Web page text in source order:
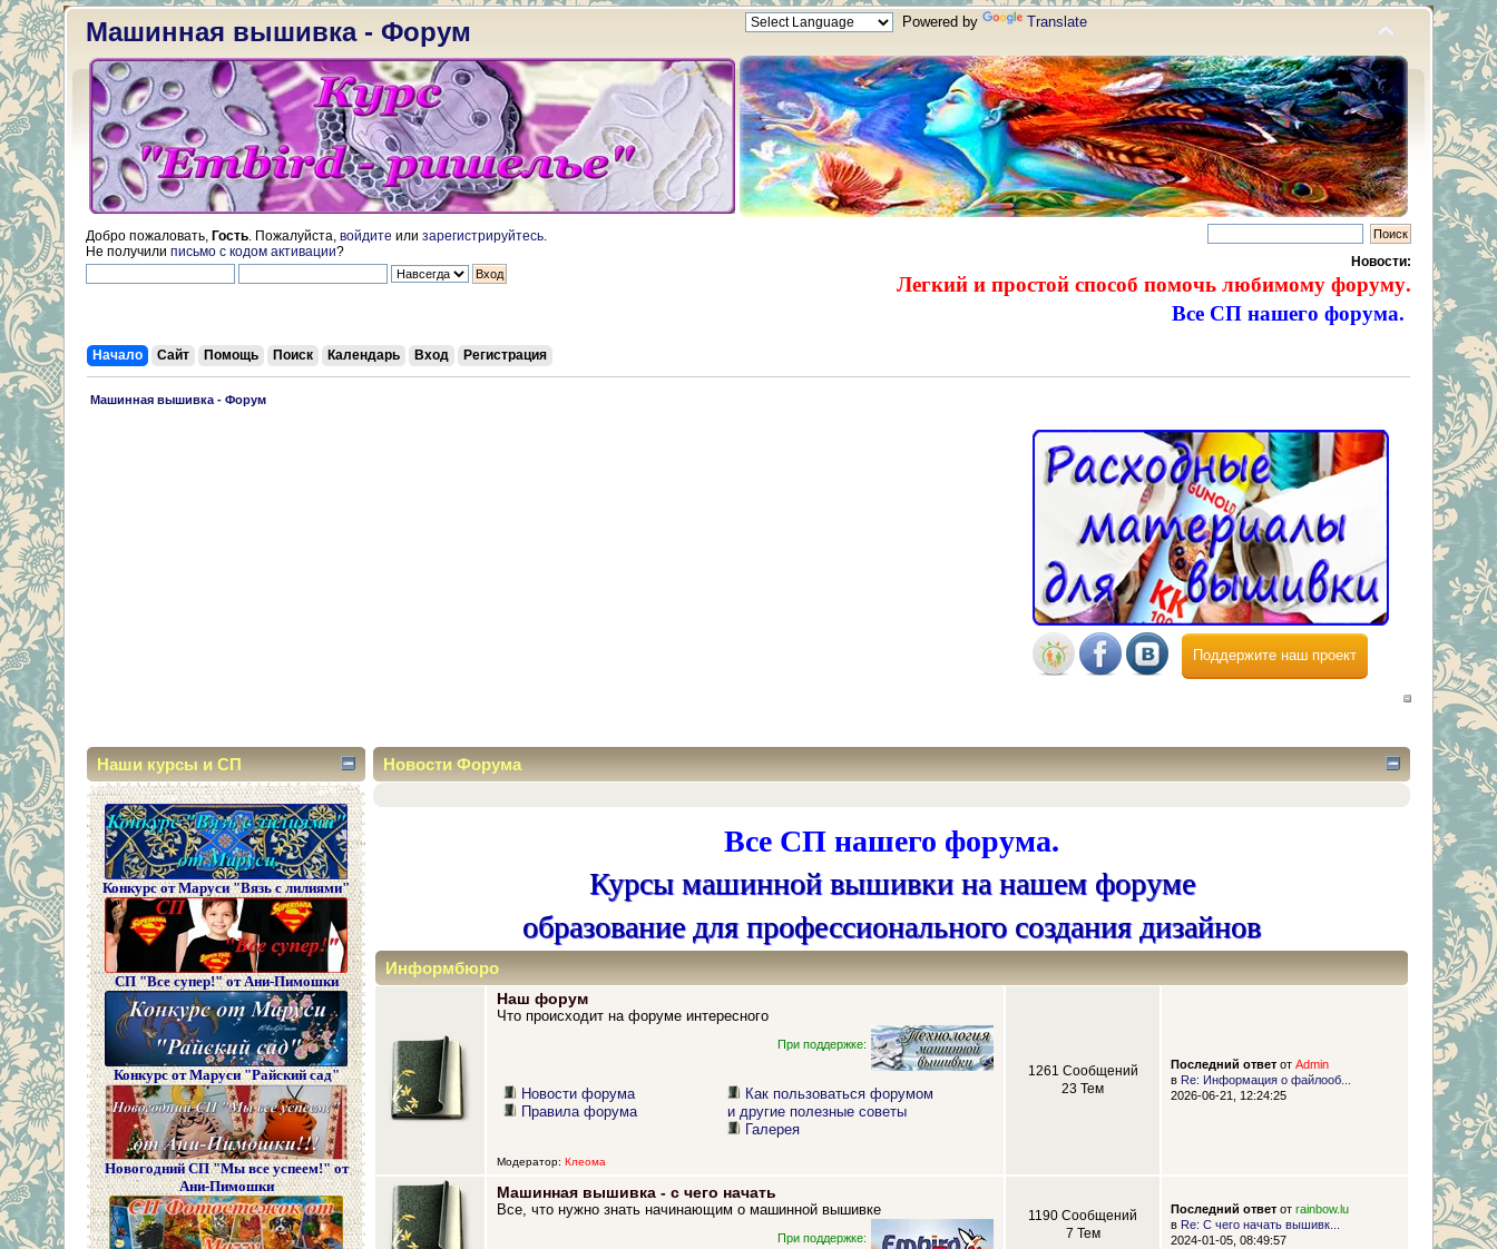
Машинная вышивка - Форум Powered by Translate
Добро пожаловать, Гость . Пожалуйста, войдите или зарегистрируйтесь
Не получили письмо с кодом активации?
Новости:
Легкий и простой способ помочь любимому форуму.
Все СП нашего форума.
Начало Сайт Помощь Поиск Календарь Вход Регистрация
Машинная вышивка - Форум
Поддержите наш проект
Наши курсы и СП
Конкурс от Маруси "Вязь с лилиями"
СП "Все супер!" от Ани-Пимошки
Конкурс от Маруси "Райский сад"
Новогодний СП "Мы все успеем!" от
Ани-Пимошки
Новости Форума
Все СП нашего форума.
Курсы машинной вышивки на нашем форуме
образование для профессионального создания дизайнов
Информбюро
Наш форум
Что происходит на форуме интересного
При поддержке:
Новости форума
Правила форума
Как пользоваться форумом
и другие полезные советы
Галерея
Модератор: Клеома
1261 Сообщений
23 Тем
Последний ответот Admin
в Re: Информация о файлооб...
2026-06-21, 12:24:25
Машинная вышивка - с чего начать
Все, что нужно знать начинающим о машинной вышивке
При поддержке:
1190 Сообщений
7 Тем
Последний ответот rainbow.lu
в Re: С чего начать вышивк...
2024-01-05, 08:49:57